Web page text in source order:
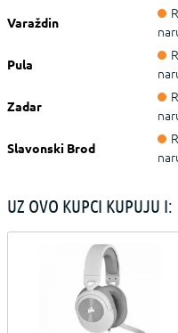
Varaždin
Pula
Zadar
Slavonski Brod
UZ OVO KUPCI KUPUJU I: